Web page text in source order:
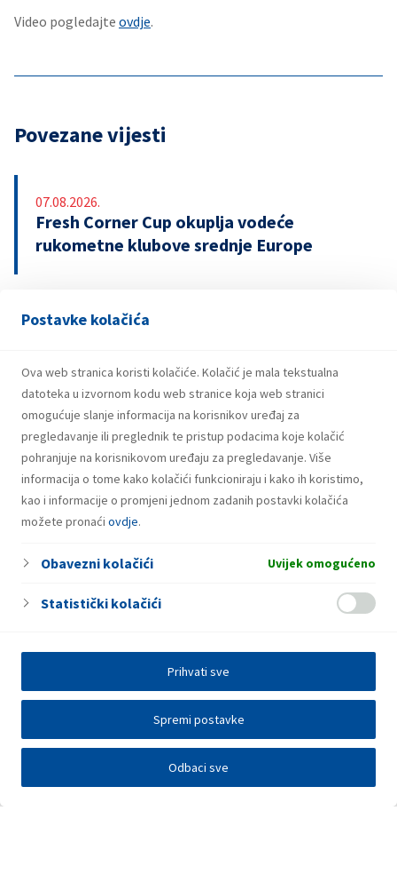
Postavke kolačića
Ova web stranica koristi kolačiće. Kolačić je mala tekstualna
datoteka u izvornom kodu web stranice koja web stranici
omogućuje slanje informacija na korisnikov uređaj za
pregledavanje ili preglednik te pristup podacima koje kolačić
pohranjuje na korisnikovom uređaju za pregledavanje. Više
informacija o tome kako kolačići funkcioniraju i kako ih koristimo,
kao i informacije o promjeni jednom zadanih postavki kolačića
možete pronaći ovdje.
Obavezni kolačići Uvijek omogućeno
Statistički kolačići
Odbaci sve
Spremi postavke
Prihvati sve
Video pogledajte ovdje.
Povezane vijesti
07.08.2026.
Fresh Corner Cup okuplja vodeće
rukometne klubove srednje Europe
29.07.2026.
prvom polugodištu 2026.